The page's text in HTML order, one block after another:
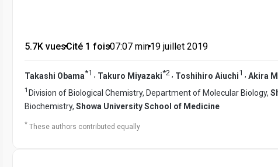
5.7K vues•Cité 1 fois•07:07 min•19 juillet 2019
Takashi Obama*1 , Takuro Miyazaki*2 , Toshihiro Aiuchi1 , Akira
1 Division of Biological Chemistry, Department of Molecular Biology,
Biochemistry, Showa University School of Medicine
* These authors contributed equally